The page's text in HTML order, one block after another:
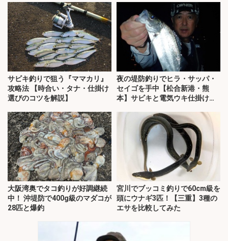
サビキ釣りで狙う『ママカリ』
攻略法 【時合い・タナ・仕掛け
選びのコツを解説】
夜の堤防釣りでヒラ・サッパ・
セイゴを手中【松合新港・熊
本】サビキと電気ウキ仕掛けで
大阪湾奥でタコ釣りが好調継続
中！ 沖堤防で400g級のマダコが
28匹と爆釣
宮川でブッコミ釣りで60cm級を
頭にウナギ3匹！【三重】3種の
エサを比較してみた